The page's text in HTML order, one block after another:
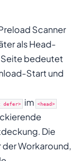
Scanner
als Head-
bedeutet
Start und
defer> im <head>
Die
der Workaround,